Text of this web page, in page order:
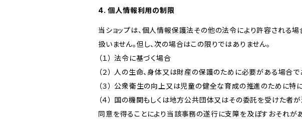
4. 個人情報利用の制限
当ショップは、個人情報保護法その他の法令により許容される
扱いません。但し、次の場合はこの限りではありません。
（１） 法令に基づく場合
（２） 人の生命、身体又は財産の保護のために必要がある場合
（３） 公衆衛生の向上又は児童の健全な育成の推進のために
（４） 国の機関もしくは地方公共団体又はその委託を受けた
同意を得ることにより当該事務の遂行に支障を及ぼすおそれが